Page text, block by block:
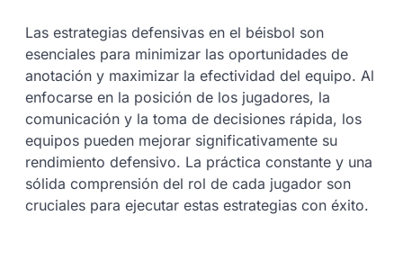
Las estrategias defensivas en el béisbol son
esenciales para minimizar las oportunidades de
anotación y maximizar la efectividad del equipo. Al
enfocarse en la posición de los jugadores, la
comunicación y la toma de decisiones rápida, los
equipos pueden mejorar significativamente su
rendimiento defensivo. La práctica constante y una
sólida comprensión del rol de cada jugador son
cruciales para ejecutar estas estrategias con éxito.